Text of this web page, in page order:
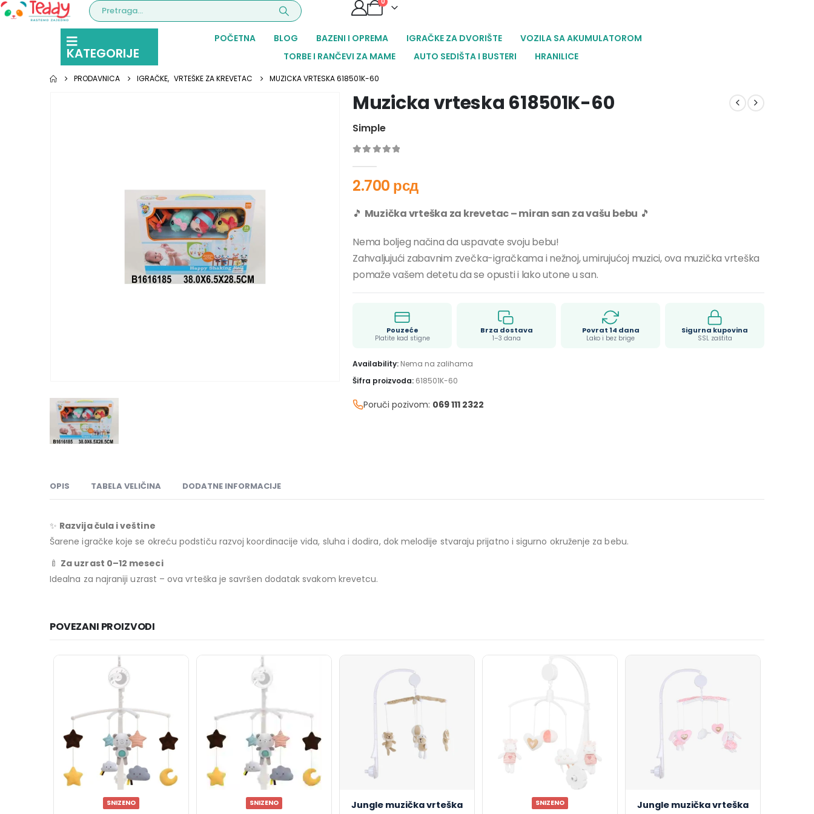
KATEGORIJE
POČETNA BLOG BAZENI I OPREMA IGRAČKE ZA DVORIŠTE
VOZILA SA AKUMULATOROM
TORBE I RANČEVI ZA MAME
AUTO SEDIŠTA I BUSTERI HRANILICE
PRODAVNICA IGRAČKE, VRTEŠKE ZA KREVETAC MUZICKA VRTESKA 618501K-60
Muzicka vrteska 618501K-60
Simple
2.700 рсд
🎵 Muzička vrteška za krevetac – miran san za vašu bebu 🎵
Nema boljeg načina da uspavate svoju bebu!
Zahvaljujući zabavnim zvečka-igračkama i nežnoj, umirujućoj muzici, ova muzička vrteška
pomaže vašem detetu da se opusti i lako utone u san.
Pouzeće
Platite kad stigne
Brza dostava
1–3 dana
Povrat 14 dana
Lako i bez brige
Sigurna kupovina
SSL zaštita
Availability: Nema na zalihama
Šifra proizvoda: 618501K-60
Poruči pozivom: 069 111 2322
OPIS TABELA VELIČINA DODATNE INFORMACIJE
✨ Razvija čula i veštine
Šarene igračke koje se okreću podstiču razvoj koordinacije vida, sluha i dodira, dok melodije stvaraju prijatno i sigurno okruženje za bebu.
🍼 Za uzrast 0–12 meseci
Idealna za najraniji uzrast – ova vrteška je savršen dodatak svakom krevetcu.
POVEZANI PROIZVODI
SNIZENO SNIZENO Jungle muzička vrteška SNIZENO Jungle muzička vrteška